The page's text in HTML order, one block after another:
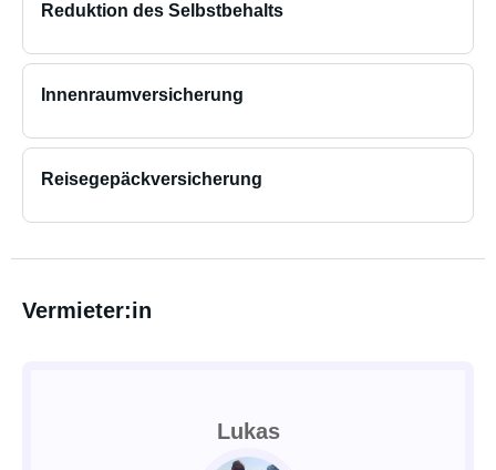
Reduktion des Selbstbehalts
Innenraumversicherung
Reisegepäckversicherung
Vermieter:in
Lukas